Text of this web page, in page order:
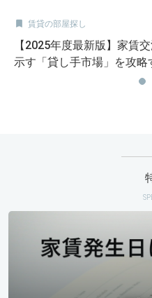
 賃貸の部屋探し
【2025年度最新版】家賃
示す「貸し手市場」を攻略